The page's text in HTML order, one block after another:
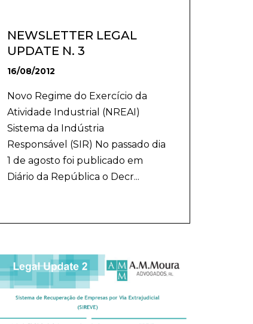
NEWSLETTER LEGAL
UPDATE N. 3
16/08/2012
Novo Regime do Exercício da
Atividade Industrial (NREAI)
Sistema da Indústria
Responsável (SIR) No passado dia
1 de agosto foi publicado em
Diário da República o Decr...